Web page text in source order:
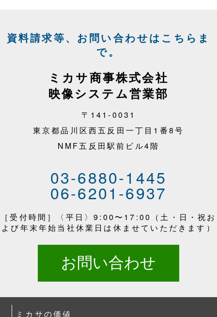
資料請求等、お問い合わせはこちらま
で。
ミカサ商事株式会社
映像システム営業部
〒141-0031
東京都品川区西五反田一丁目1番8号
NMF五反田駅前ビル4階
03-6880-1445
06-6201-6937
［受付時間］〈平日〉9:00〜17:00（土・日・祝お
よび年末年始当社休業日は休ませていただきます）
お問い合わせ
ミカサの価値